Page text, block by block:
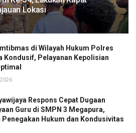
Lokasi
di Wilayah Hukum Polres
Kondusif, Pelayanan Kepolisian
2026
Respons Cepat Dugaan
Guru di SMPN 3 Megapura,
Penegakan Hukum dan Kondusivitas